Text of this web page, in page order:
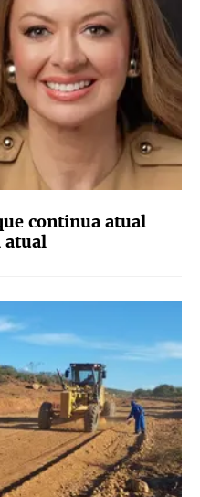
continua atual
atual